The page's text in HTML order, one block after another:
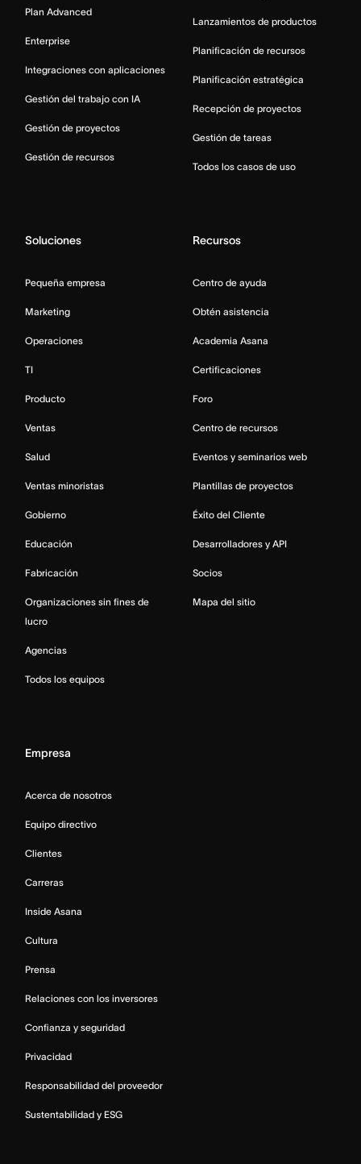
Plan Advanced
Enterprise
Integraciones con aplicaciones
Gestión del trabajo con IA
Gestión de proyectos
Gestión de recursos
Lanzamientos de productos
Planificación de recursos
Planificación estratégica
Recepción de proyectos
Gestión de tareas
Todos los casos de uso
Soluciones
Pequeña empresa
Marketing
Operaciones
TI
Producto
Ventas
Salud
Ventas minoristas
Gobierno
Educación
Fabricación
Organizaciones sin fines de
lucro
Agencias
Todos los equipos
Recursos
Centro de ayuda
Obtén asistencia
Academia Asana
Certificaciones
Foro
Centro de recursos
Eventos y seminarios web
Plantillas de proyectos
Éxito del Cliente
Desarrolladores y API
Socios
Mapa del sitio
Empresa
Acerca de nosotros
Equipo directivo
Clientes
Carreras
Inside Asana
Cultura
Prensa
Relaciones con los inversores
Confianza y seguridad
Privacidad
Responsabilidad del proveedor
Sustentabilidad y ESG